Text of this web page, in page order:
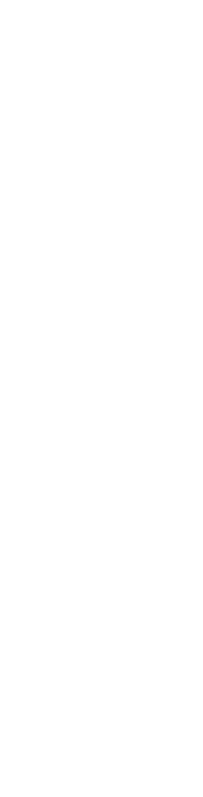
آزاد
​تحریر: